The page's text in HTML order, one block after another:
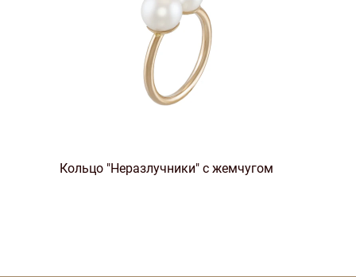
Кольцо "Неразлучники" с жемчугом